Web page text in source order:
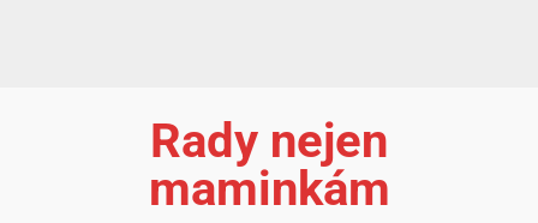
Rady nejen
maminkám